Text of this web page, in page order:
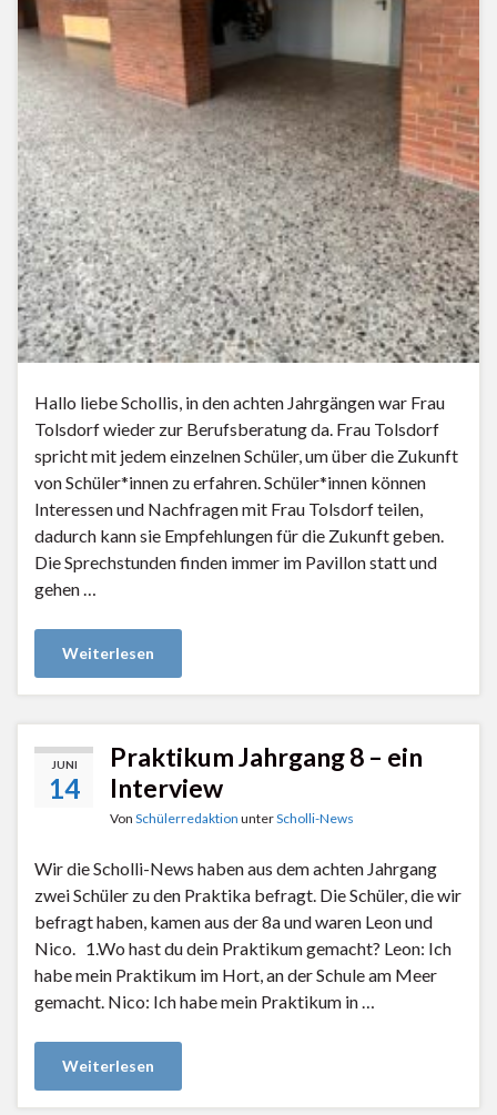
Hallo liebe Schollis, in den achten Jahrgängen war Frau
Tolsdorf wieder zur Berufsberatung da. Frau Tolsdorf
spricht mit jedem einzelnen Schüler, um über die Zukunft
von Schüler*innen zu erfahren. Schüler*innen können
Interessen und Nachfragen mit Frau Tolsdorf teilen,
dadurch kann sie Empfehlungen für die Zukunft geben.
Die Sprechstunden finden immer im Pavillon statt und
gehen …
Weiterlesen
JUNI
14
Praktikum Jahrgang 8 – ein
Interview
Von Schülerredaktion unterScholli-News
Wir die Scholli-News haben aus dem achten Jahrgang
zwei Schüler zu den Praktika befragt. Die Schüler, die wir
befragt haben, kamen aus der 8a und waren Leon und
Nico. 1.Wo hast du dein Praktikum gemacht? Leon: Ich
habe mein Praktikum im Hort, an der Schule am Meer
gemacht. Nico: Ich habe mein Praktikum in …
Weiterlesen